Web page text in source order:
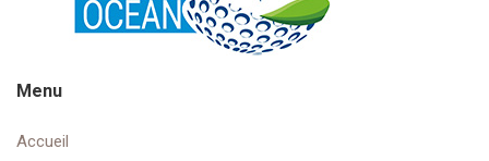
Menu
Accueil